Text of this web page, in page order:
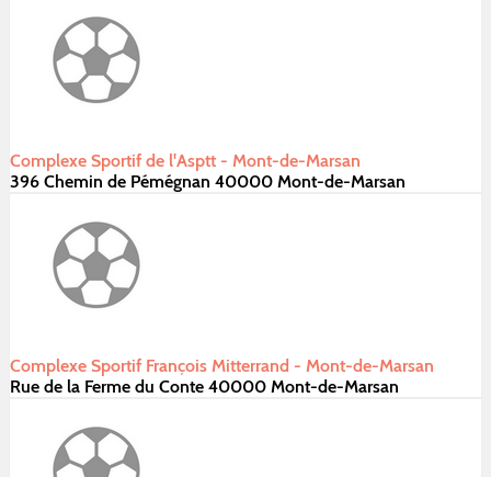
Complexe Sportif de l'Asptt - Mont-de-Marsan
396 Chemin de Pémégnan 40000 Mont-de-Marsan
Complexe Sportif François Mitterrand - Mont-de-Marsan
Rue de la Ferme du Conte 40000 Mont-de-Marsan